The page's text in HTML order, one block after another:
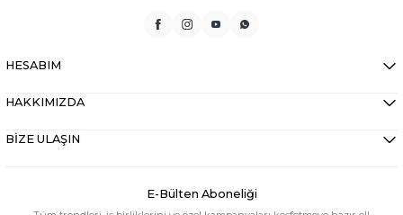
HESABIM
HAKKIMIZDA
BİZE ULAŞIN
E-Bülten Aboneliği